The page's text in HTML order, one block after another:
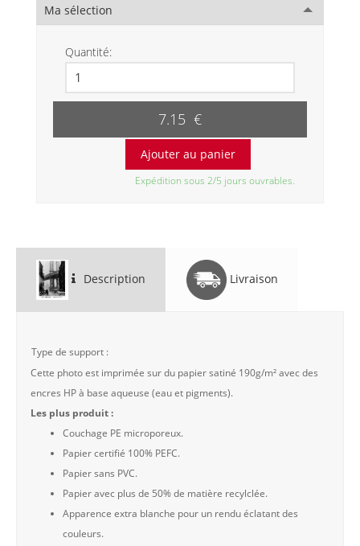
Ma sélection
Quantité:
7.15 €
Expédition sous 2/5 jours ouvrables.
Description Livraison
Type de support :
Cette photo est imprimée sur du papier satiné 190g/m² avec des
encres HP à base aqueuse (eau et pigments).
Les plus produit :
Couchage PE microporeux.
Papier certifié 100% PEFC.
Papier sans PVC.
Papier avec plus de 50% de matière recylclée.
Apparence extra blanche pour un rendu éclatant des
couleurs.